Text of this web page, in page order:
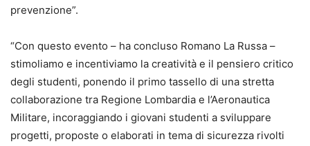
prevenzione”.
“Con questo evento – ha concluso Romano La Russa –
stimoliamo e incentiviamo la creatività e il pensiero critico
degli studenti, ponendo il primo tassello di una stretta
collaborazione tra Regione Lombardia e l’Aeronautica
Militare, incoraggiando i giovani studenti a sviluppare
progetti, proposte o elaborati in tema di sicurezza rivolti